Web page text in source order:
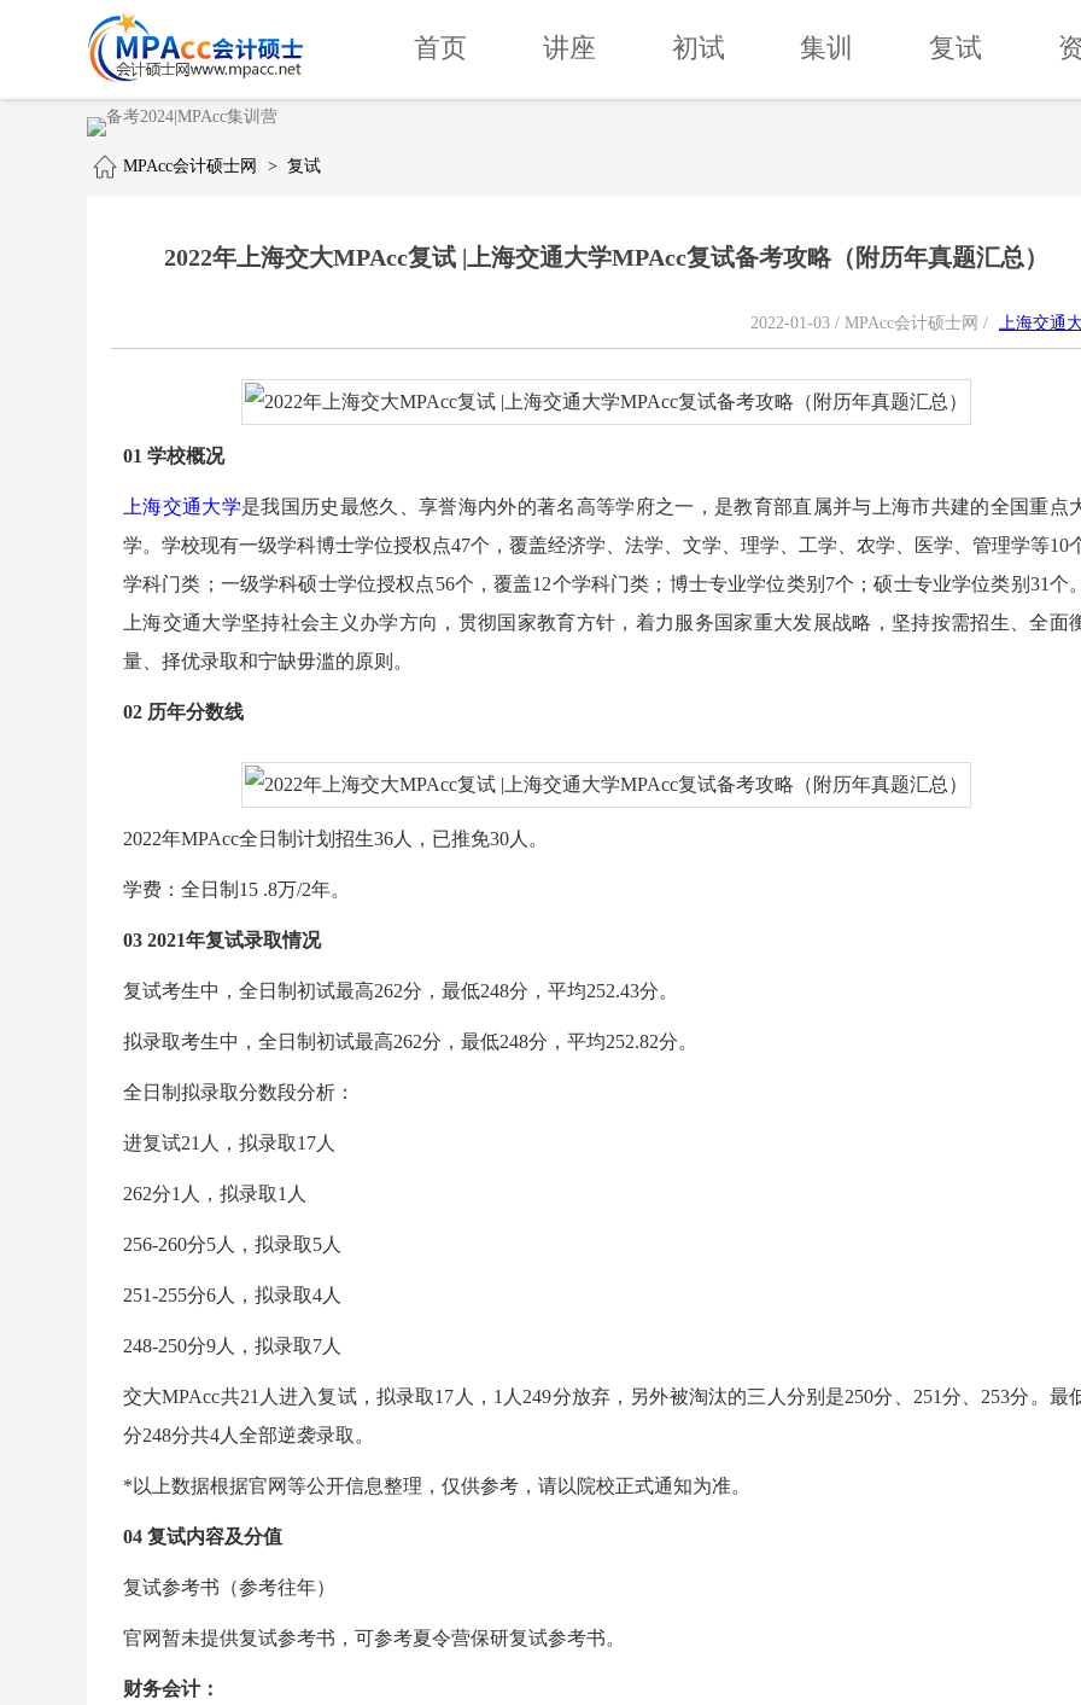
首页 讲座 初试 集训 复试
MPAcc会计硕士网 > 复试
2022年上海交大MPAcc复试 |上海交通大学MPAcc复试备考攻略（附历年真题汇总）
2022-01-03 / MPAcc会计硕士网 / 上海交通
01 学校概况
上海交通大学是我国历史最悠久、享誉海内外的著名高等学府之一，是教育部直属并与上海市共建的全国重点
学。学校现有一级学科博士学位授权点47个，覆盖经济学、法学、文学、理学、工学、农学、医学、管理学等10
学科门类；一级学科硕士学位授权点56个，覆盖12个学科门类；博士专业学位类别7个；硕士专业学位类别31个
上海交通大学坚持社会主义办学方向，贯彻国家教育方针，着力服务国家重大发展战略，坚持按需招生、全面
量、择优录取和宁缺毋滥的原则。
02 历年分数线
2022年MPAcc全日制计划招生36人，已推免30人。
学费：全日制15 .8万/2年。
03 2021年复试录取情况
复试考生中，全日制初试最高262分，最低248分，平均252.43分。
拟录取考生中，全日制初试最高262分，最低248分，平均252.82分。
全日制拟录取分数段分析：
进复试21人，拟录取17人
262分1人，拟录取1人
256-260分5人，拟录取5人
251-255分6人，拟录取4人
248-250分9人，拟录取7人
交大MPAcc共21人进入复试，拟录取17人，1人249分放弃，另外被淘汰的三人分别是250分、251分、253分。最
分248分共4人全部逆袭录取。
*以上数据根据官网等公开信息整理，仅供参考，请以院校正式通知为准。
04 复试内容及分值
复试参考书（参考往年）
官网暂未提供复试参考书，可参考夏令营保研复试参考书。
财务会计：